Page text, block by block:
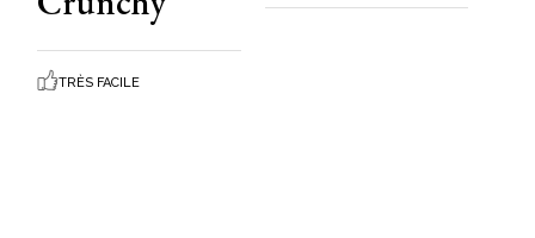
TRÈS FACILE